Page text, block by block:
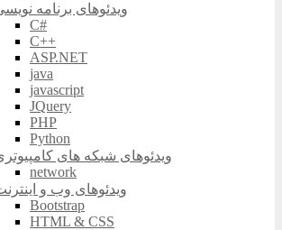
ویدئوهای برنامه
C#
C++
ASP.NET
java
javascript
JQuery
PHP
Python
ویدئوهای شبکه های
network
ویدئوهای وب و
Bootstrap
HTML & CSS